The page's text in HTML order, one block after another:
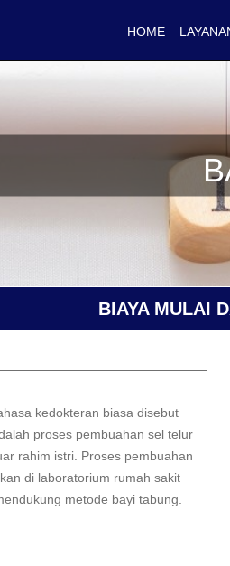
HOME
BIAYA MULAI
kedokteran biasa disebut
proses pembuahan sel telur
rahim istri. Proses pembuahan
di laboratorium rumah sakit
metode bayi tabung.